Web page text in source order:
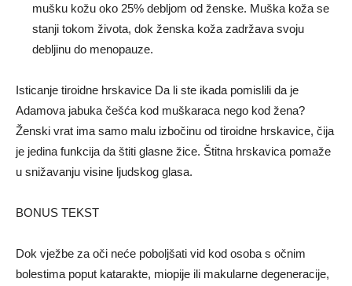
mušku kožu oko 25% debljom od ženske. Muška koža se
stanji tokom života, dok ženska koža zadržava svoju
debljinu do menopauze.
Isticanje tiroidne hrskavice Da li ste ikada pomislili da je
Adamova jabuka češća kod muškaraca nego kod žena?
Ženski vrat ima samo malu izbočinu od tiroidne hrskavice, čija
je jedina funkcija da štiti glasne žice. Štitna hrskavica pomaže
u snižavanju visine ljudskog glasa.
BONUS TEKST
Dok vježbe za oči neće poboljšati vid kod osoba s očnim
bolestima poput katarakte, miopije ili makularne degeneracije,